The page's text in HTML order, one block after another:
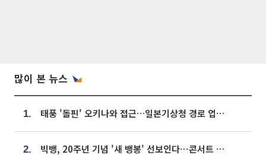
많이 본 뉴스
1. 태풍 '돌핀' 오키나와 접근…일본기상청 경로 업데이트
2. 빅뱅, 20주년 기념 '새 뱅봉' 선보인다⋯콘서트 앞두고 팝업 개최